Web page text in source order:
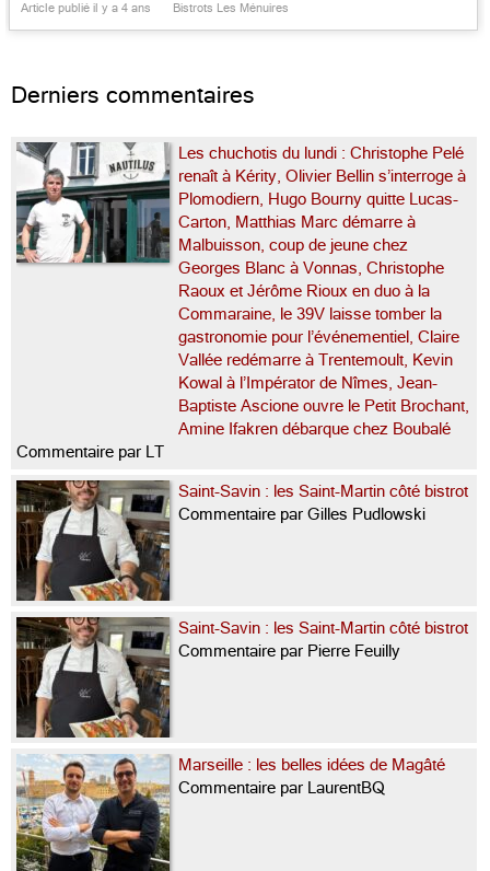
Servanne Jay, natif d’ici, a créé là un
Article publié il y a 4 ans Bistrots Les Ménuires
Derniers commentaires
Les chuchotis du lundi : Christophe Pelé
renaît à Kérity, Olivier Bellin s’interroge à
Plomodiern, Hugo Bourny quitte Lucas-
Carton, Matthias Marc démarre à
Malbuisson, coup de jeune chez
Georges Blanc à Vonnas, Christophe
Raoux et Jérôme Rioux en duo à la
Commaraine, le 39V laisse tomber la
gastronomie pour l’événementiel, Claire
Vallée redémarre à Trentemoult, Kevin
Kowal à l’Impérator de Nîmes, Jean-
Baptiste Ascione ouvre le Petit Brochant,
Amine Ifakren débarque chez Boubalé
Commentaire par LT
Saint-Savin : les Saint-Martin côté bistrot
Commentaire par Gilles Pudlowski
Saint-Savin : les Saint-Martin côté bistrot
Commentaire par Pierre Feuilly
Marseille : les belles idées de Magâté
Commentaire par LaurentBQ